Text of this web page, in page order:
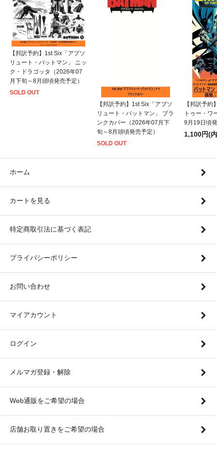
【邦訳予約】1st Six「アブソ
リュート・バットマン」 ニッ
ク・ドラゴッタ（2026年07
月下旬～8月頭頃発売予定）
SOLD OUT
【邦訳予約】1st Six「アブソ
リュート・バットマン」 ブラ
ンクカバー（2026年07月下
旬～8月頭頃発売予定）
SOLD OUT
【邦訳予約
トゥー・ワ
9月19日頃
1,100円(
ホーム
カートを見る
特定商取引法に基づく表記
プライバシーポリシー
お問い合わせ
マイアカウント
ログイン
メルマガ登録・解除
Web通販をご希望の場合
店舗お取り置きをご希望の場合